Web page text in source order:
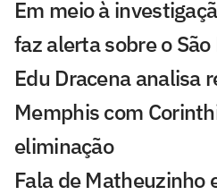
Em meio à
faz alerta sobre o São
Edu Dracena analisa
Memphis com
eliminação
Fala de Matheuzinho